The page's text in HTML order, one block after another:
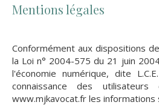
Mentions légales
Conformément aux dispositions
la Loi n° 2004-575 du 21 juin
l'économie numérique, dite
connaissance des
www.mjkavocat.fr les informations